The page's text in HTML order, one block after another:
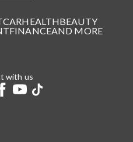
CARHEALTHBEAUTY
FINANCEAND MORE
with us